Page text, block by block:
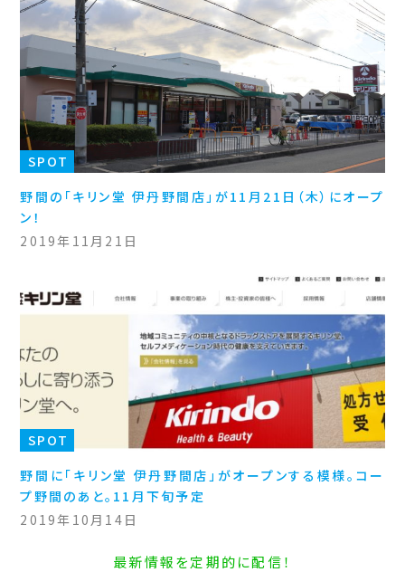
SPOT
野間の「キリン堂 伊丹野間店」が11月21日（木）にオープ
ン！
2019年11月21日
SPOT
野間に「キリン堂 伊丹野間店」がオープンする模様。コー
プ野間のあと。11月下旬予定
2019年10月14日
最新情報を定期的に配信！